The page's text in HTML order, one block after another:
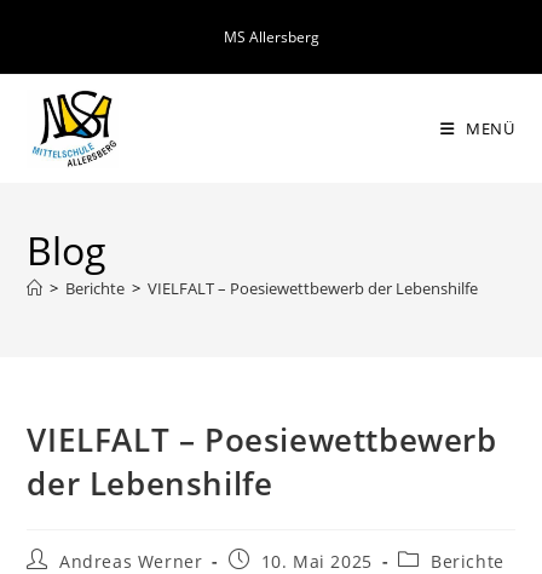
springen
MS Allersberg
MENÜ
Blog
> Berichte > VIELFALT – Poesiewettbewerb der Lebenshilfe
VIELFALT – Poesiewettbewerb
der Lebenshilfe
Beitrags-
Andreas Werner
Beitrag10. Mai 2025
Beitrags-
Berichte